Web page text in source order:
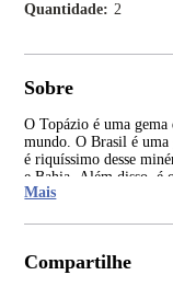
Quantidade
2
Sobre
O Topázio é uma gema
mundo. O Brasil é uma
é riquíssimo desse
e Bahia. Além disso, é
Topázio Imperial, o
Mais
Compartilhe